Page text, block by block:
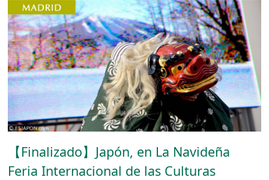
【Finalizado】Japón, en La Navideña
Feria Internacional de las Culturas